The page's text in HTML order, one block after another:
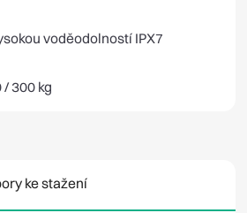
voděodolností IPX7
300 kg
ke stažení